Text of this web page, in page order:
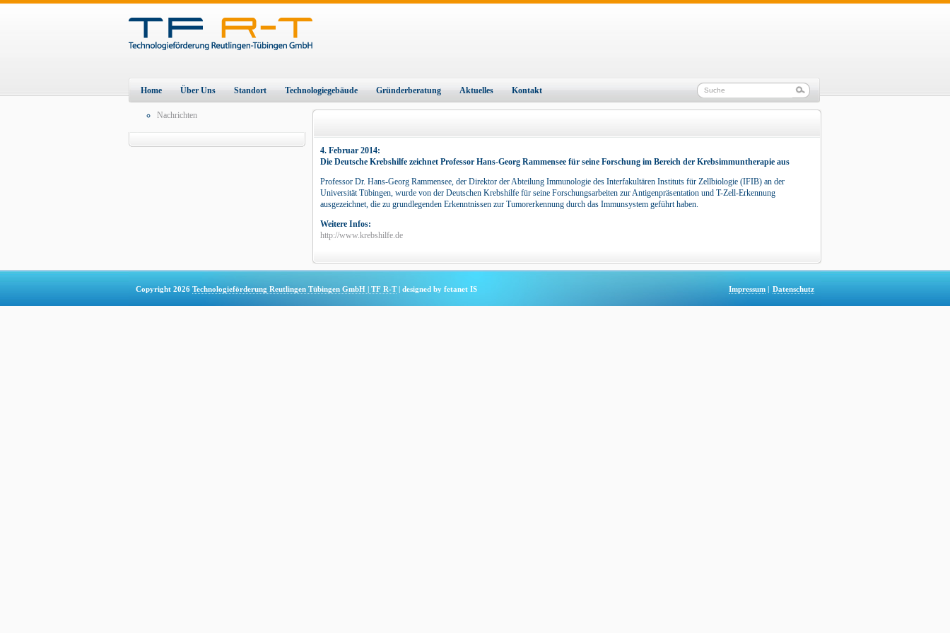
Home Über Uns Standort Technologiegebäude Gründerberatung Aktuelles Kontakt
Nachrichten
4. Februar 2014:
Die Deutsche Krebshilfe zeichnet Professor Hans-Georg Rammensee für seine Forschung im Bereich der Krebsimmuntherapie aus
Professor Dr. Hans-Georg Rammensee, der Direktor der Abteilung Immunologie des Interfakultären Instituts für Zellbiologie (IFIB) an der
Universität Tübingen, wurde von der Deutschen Krebshilfe für seine Forschungsarbeiten zur Antigenpräsentation und T-Zell-Erkennung
ausgezeichnet, die zu grundlegenden Erkenntnissen zur Tumorerkennung durch das Immunsystem geführt haben.
Weitere Infos:
http://www.krebshilfe.de
Copyright 2026 Technologieförderung Reutlingen Tübingen GmbH | TF R-T| designed by fetanet IS Impressum | Datenschutz